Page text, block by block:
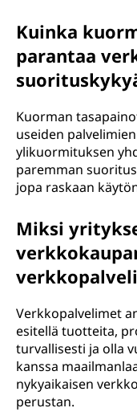
Kuinka
parantaa
Kuorman
useiden
ylikuormituksen
paremman
jopa raskaan
Miksi
Verkkopalvelimet
esitellä tuotteita,
turvallisesti ja olla
kanssa
nykyaikaisen
perustan.